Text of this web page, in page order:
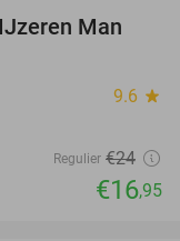
29%
Man
9.6 star
Regulier €24
€16,95